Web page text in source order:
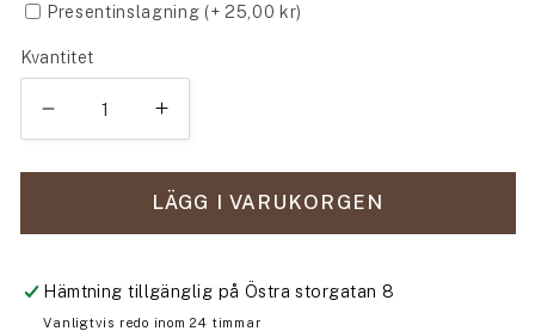
Presentinslagning (+ 25,00 kr)
Kvantitet
Minska
kvantitet
för
Grace
necklace
Öka
kvantitet
för
Gaias
Grace
necklace
LÄGG I VARUKORGEN
Hämtning tillgänglig på Östra storgatan 8
Vanligtvis redo inom 24 timmar